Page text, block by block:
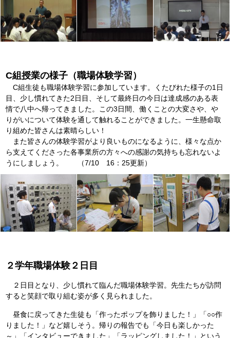
C組授業の様子（職場体験学習）
C組生徒も職場体験学習に参加しています。くたびれた様子の1日
目、少し慣れてきた2日目、そして最終日の今日は達成感のある表
情で八中へ帰ってきました。この3日間、働くことの大変さや、や
りがいについて体験を通して触れることができました。一生懸命取
り組めた皆さんは素晴らしい！
また皆さんの体験学習がより良いものになるように、様々な点か
ら支えてくださった各事業所の方々への感謝の気持ちも忘れないよ
うにしましょう。 （7/10 16：25更新）
２学年職場体験２日目
２日目となり、少し慣れて臨んだ職場体験学習。先生たちが訪問
すると笑顔で取り組む姿が多く見られました。
昼食に戻ってきた生徒も「作ったポップを飾りました！」「○○作
りました！」など嬉しそう。帰りの報告でも「今日も楽しかった
～」「インタビューできました」「ラッピングしました！」という